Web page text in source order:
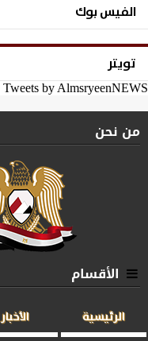
الفيس بوك
تويتر
Tweets by AlmsryeenNEWS
من نحن
الأقسام
الرئيسية الأخبار